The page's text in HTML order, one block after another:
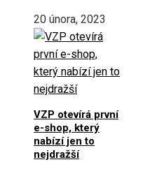
20 února, 2023
VZP otevírá první
e-shop, který
nabízí jen to
nejdražší